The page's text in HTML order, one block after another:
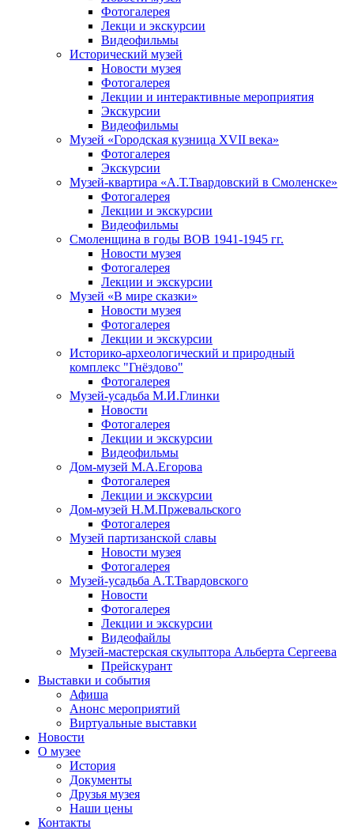
Фотогалерея
Лекци и экскурсии
Видеофильмы
Исторический музей
Новости музея
Фотогалерея
Лекции и интерактивные мероприятия
Экскурсии
Видеофильмы
Музей «Городская кузница XVII века»
Фотогалерея
Экскурсии
Музей-квартира «А.Т.Твардовский в Смоленске»
Фотогалерея
Лекции и экскурсии
Видеофильмы
Смоленщина в годы ВОВ 1941-1945 гг.
Новости музея
Фотогалерея
Лекции и экскурсии
Музей «В мире сказки»
Новости музея
Фотогалерея
Лекции и экскурсии
Историко-археологический и природный
комплекс "Гнёздово"
Фотогалерея
Музей-усадьба М.И.Глинки
Новости
Фотогалерея
Лекции и экскурсии
Видеофильмы
Дом-музей М.А.Егорова
Фотогалерея
Лекции и экскурсии
Дом-музей Н.М.Пржевальского
Фотогалерея
Музей партизанской славы
Новости музея
Фотогалерея
Музей-усадьба А.Т.Твардовского
Новости
Фотогалерея
Лекции и экскурсии
Видеофайлы
Музей-мастерская скульптора Альберта Сергеева
Прейскурант
Выставки и события
Афиша
Анонс мероприятий
Виртуальные выставки
Новости
О музее
История
Документы
Друзья музея
Наши цены
Контакты